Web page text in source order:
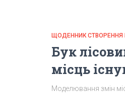
ЩОДЕННИК СТВОРЕННЯ
Бук
місць
Моделювання змін